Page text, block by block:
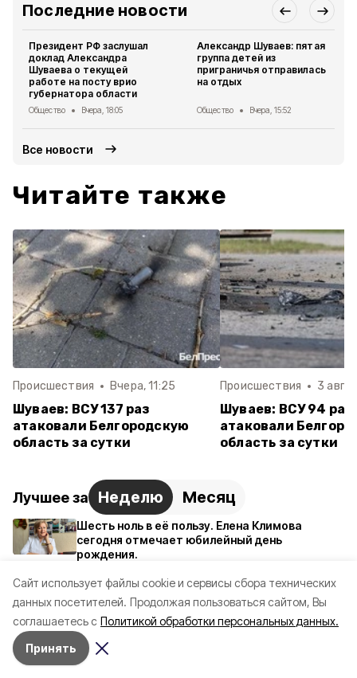
Cайт использует файлы cookie и сервисы сбора технических
данных посетителей. Продолжая пользоваться сайтом, Вы
соглашаетесь с Политикой обработки персональных данных.
Принять
Последние новости
Президент РФ заслушал
доклад Александра
Шуваева о текущей
работе на посту врио
губернатора области
Общество Вчера, 18:05
Александр Шуваев: пятая
группа детей из
приграничья отправилась
на отдых
Общество Вчера, 15:52
Все новости
Читайте также
Происшествия Вчера, 11:25
Шуваев: ВСУ 137 раз
атаковали Белгородскую
область за сутки
Происшествия 3
Шуваев: ВСУ 94
атаковали
область за сутки
Лучшее за Неделю Месяц
Шесть ноль в её пользу. Елена Климова
сегодня отмечает юбилейный день
рождения.
Гроза нарушителей, защитник
справедливости. Борис Григорьевич Сусла
сегодня отмечает юбилей
3 августа , 08:35
Шуваев: ВСУ 59 раз атаковали Белгородскую